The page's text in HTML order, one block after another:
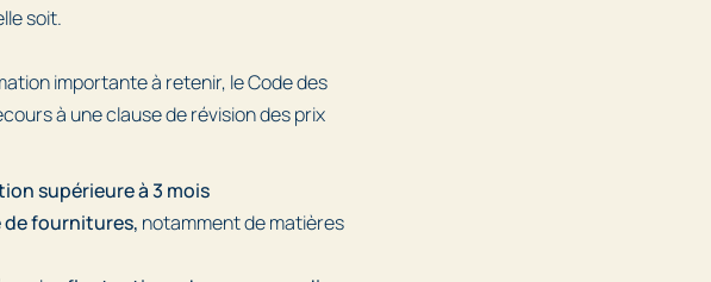
soit.
importante à retenir, le Code des
à une clause de révision des prix
supérieure à 3 mois
fournitures, notamment de matières